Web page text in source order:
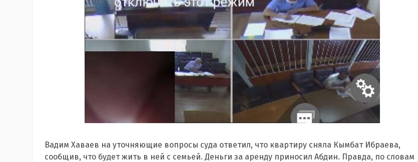
Вадим Хаваев на уточняющие вопросы суда ответил, что квартиру сняла Кымбат Ибраева,
сообщив, что будет жить в ней с семьей. Деньги за аренду приносил Абдин. Правда, по словам